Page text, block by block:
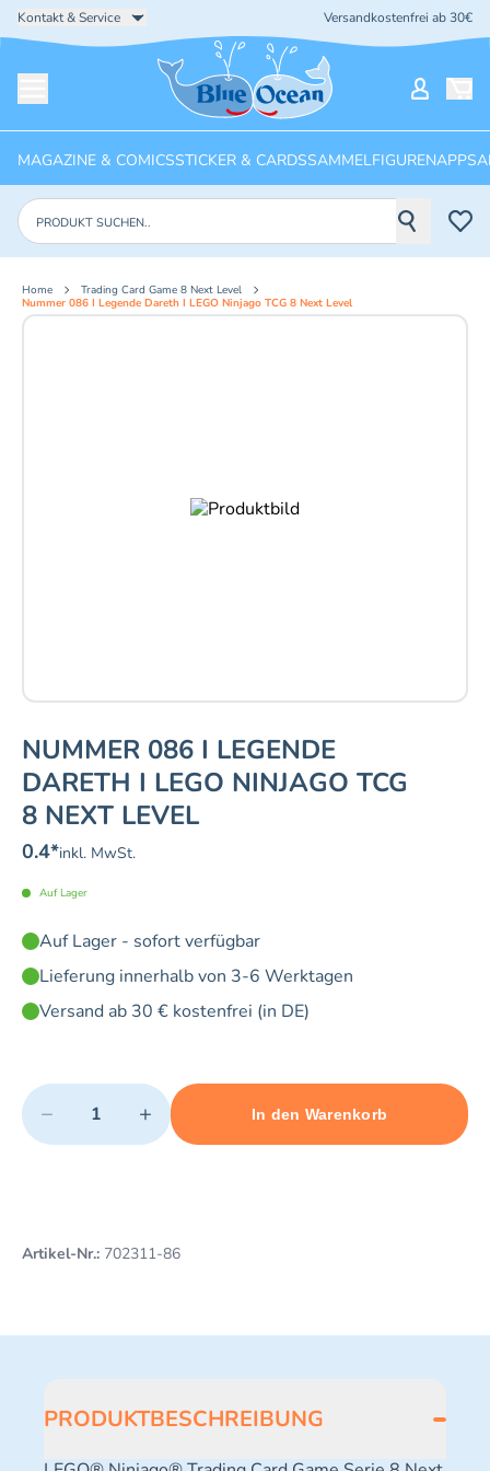
Kontakt & Service Versandkostenfrei ab 30€
Startseite
MAGAZINE & COMICSSTICKER & CARDSSAMMELFIGURENAPPS
Produkte suchen
Home
Trading Card Game 8 Next Level
Nummer 086 I Legende Dareth I LEGO Ninjago TCG 8 Next Level
NUMMER 086 I LEGENDE
DARETH I LEGO NINJAGO TCG
8 NEXT LEVEL
0.4*inkl. MwSt.
Auf Lager
Auf Lager - sofort verfügbar
Lieferung innerhalb von 3-6 Werktagen
Versand ab 30 € kostenfrei (in DE)
Quantity
− +
Minimum quantity: 1 Maximum quantity: 3
In den Warenkorb
Add 1 item to cart
Artikel-Nr.: 702311-86
PRODUKTBESCHREIBUNG